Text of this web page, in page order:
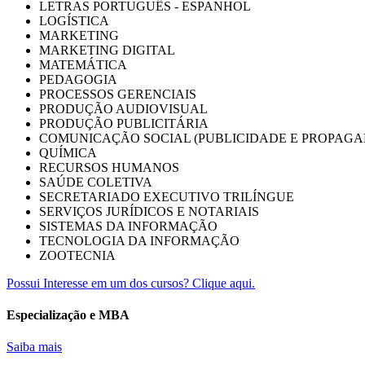
LETRAS PORTUGUÊS - ESPANHOL
LOGÍSTICA
MARKETING
MARKETING DIGITAL
MATEMÁTICA
PEDAGOGIA
PROCESSOS GERENCIAIS
PRODUÇÃO AUDIOVISUAL
PRODUÇÃO PUBLICITÁRIA
COMUNICAÇÃO SOCIAL (PUBLICIDADE E
QUÍMICA
RECURSOS HUMANOS
SAÚDE COLETIVA
SECRETARIADO EXECUTIVO TRILÍNGUE
SERVIÇOS JURÍDICOS E NOTARIAIS
SISTEMAS DA INFORMAÇÃO
TECNOLOGIA DA INFORMAÇÃO
ZOOTECNIA
Possui Interesse em um dos cursos? Clique aqui.
Especialização e MBA
Saiba mais